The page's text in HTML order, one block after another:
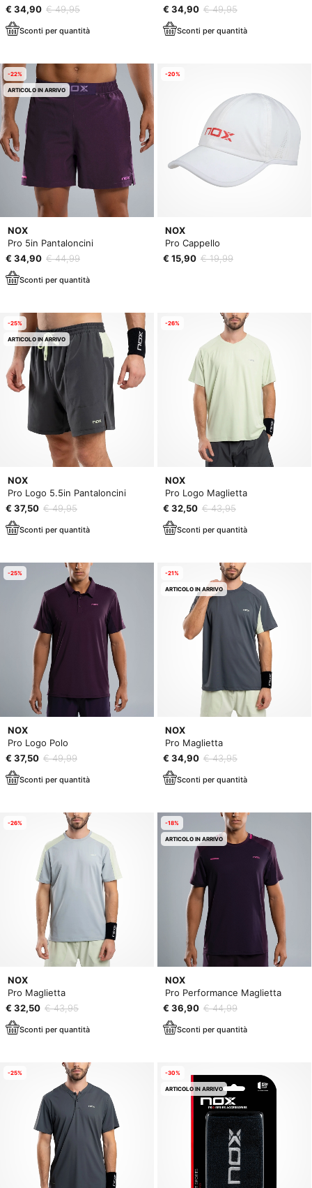
€ 34,90 € 49,95
Sconti per quantità
€ 34,90 € 49,95
Sconti per quantità
NOX
Pro 5in Pantaloncini
€ 34,90 € 44,99
Sconti per quantità
-22%
ARTICOLO IN ARRIVO
NOX
Pro Cappello
€ 15,90 € 19,99
-20%
NOX
Pro Logo 5.5in Pantaloncini
€ 37,50 € 49,95
Sconti per quantità
-25%
ARTICOLO IN ARRIVO
NOX
Pro Logo Maglietta
€ 32,50 € 43,95
Sconti per quantità
-26%
NOX
Pro Logo Polo
€ 37,50 € 49,99
Sconti per quantità
-25%
NOX
Pro Maglietta
€ 34,90 € 43,95
Sconti per quantità
-21%
ARTICOLO IN ARRIVO
NOX
Pro Maglietta
€ 32,50 € 43,95
Sconti per quantità
-26%
NOX
Pro Performance Maglietta
€ 36,90 € 44,99
Sconti per quantità
-18%
ARTICOLO IN ARRIVO
-25% -30%
ARTICOLO IN ARRIVO